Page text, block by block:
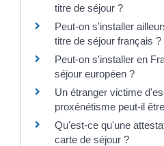
titre de séjour ?
Peut-on s'installer
titre de séjour français ?
Peut-on s'installer en
séjour européen ?
Un étranger victime
proxénétisme peut-il
Qu'est-ce qu'une
carte de séjour ?